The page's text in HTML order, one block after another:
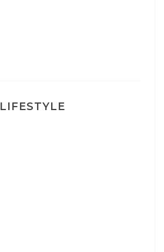
LIFESTYLE